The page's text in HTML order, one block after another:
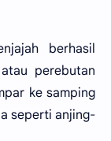
berhasil
perebutan
ke samping
seperti anjing-